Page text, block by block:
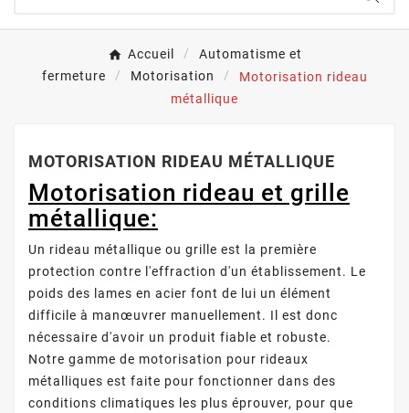
Accueil
Automatisme et
fermeture
Motorisation
Motorisation rideau
métallique
MOTORISATION RIDEAU MÉTALLIQUE
Motorisation rideau et grille
métallique:
Un rideau métallique ou grille est la première
protection contre l'effraction d'un établissement. Le
poids des lames en acier font de lui un élément
difficile à manœuvrer manuellement. Il est donc
nécessaire d'avoir un produit fiable et robuste.
Notre gamme de motorisation pour rideaux
métalliques est faite pour fonctionner dans des
conditions climatiques les plus éprouver, pour que